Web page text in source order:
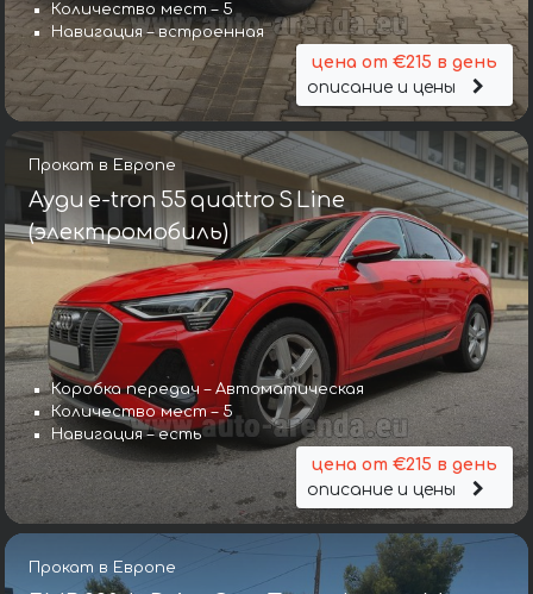
Количество мест – 5
Навигация – встроенная
цена от €215 в день
описание и цены
Прокат в Европе
Ауди e-tron 55 quattro S Line
(электромобиль)
Коробка передач – Автоматическая
Количество мест – 5
Навигация – есть
цена от €215 в день
описание и цены
Прокат в Европе